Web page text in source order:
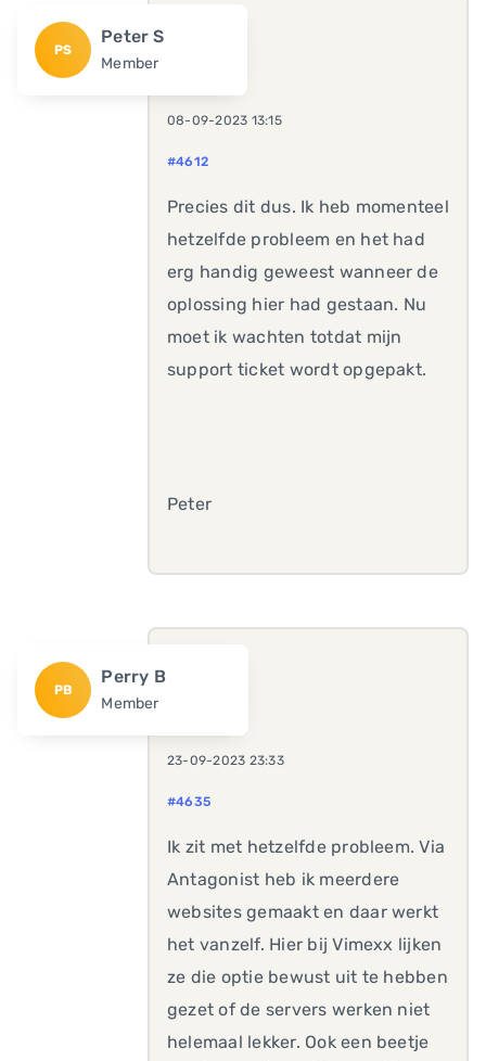
PS
Peter S
Member
08-09-2023 13:15
#4612
Precies dit dus. Ik heb momenteel
hetzelfde probleem en het had
erg handig geweest wanneer de
oplossing hier had gestaan. Nu
moet ik wachten totdat mijn
support ticket wordt opgepakt.
Peter
PB
Perry B
Member
23-09-2023 23:33
#4635
Ik zit met hetzelfde probleem. Via
Antagonist heb ik meerdere
websites gemaakt en daar werkt
het vanzelf. Hier bij Vimexx lijken
ze die optie bewust uit te hebben
gezet of de servers werken niet
helemaal lekker. Ook een beetje